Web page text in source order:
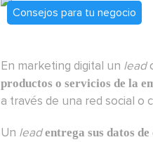
Consejos para tu negocio
En marketing digital un lead
productos o servicios de la
a través de una red social o
Un leadentrega sus datos